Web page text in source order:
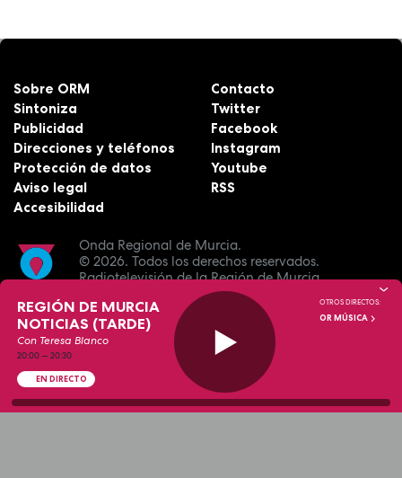
Onda Regional de Murcia.
© 2026. Todos los derechos reservados.
Radiotelevisión de la Región de Murcia.
Sobre ORM
Sintoniza
Publicidad
Direcciones y teléfonos
Protección de datos
Aviso legal
Accesibilidad
Contacto
Twitter
Facebook
Instagram
Youtube
RSS
REGIÓN DE MURCIA
NOTICIAS (TARDE)
Con Teresa Blanco
20:00—20:30
EN DIRECTO
OTROS DIRECTOS:
OR MÚSICA